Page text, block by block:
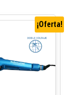
¡Oferta!